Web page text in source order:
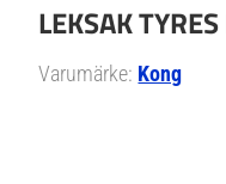
LEKSAK
Varumärke: Kong